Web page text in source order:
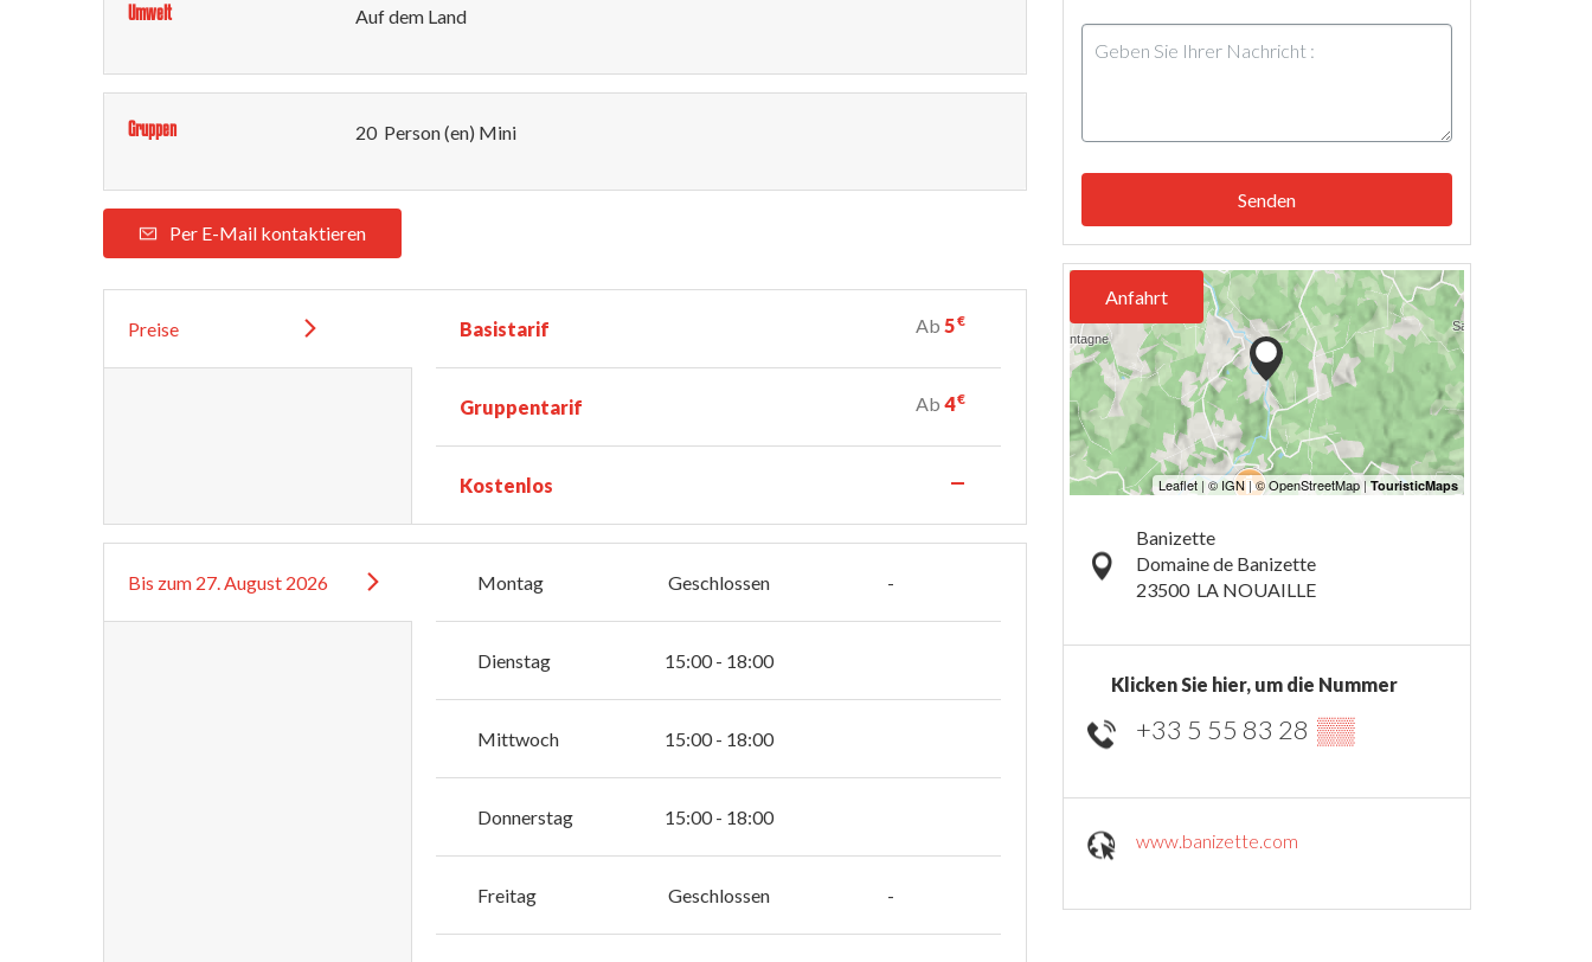
Umwelt Auf dem Land
Gruppen 20 Person (en) Mini
Per E-Mail kontaktieren
Preise Basistarif Ab5€
Gruppentarif Ab4€
Kostenlos —
Bis zum 27. August 2026 Montag Geschlossen -
Dienstag 15:00 - 18:00
Mittwoch 15:00 - 18:00
Donnerstag 15:00 - 18:00
Freitag Geschlossen -
Senden
Anfahrt
Banizette
Domaine de Banizette
23500 LA NOUAILLE
Klicken Sie hier, um die Nummer
+33 5 55 83 28 ▒▒
www.banizette.com